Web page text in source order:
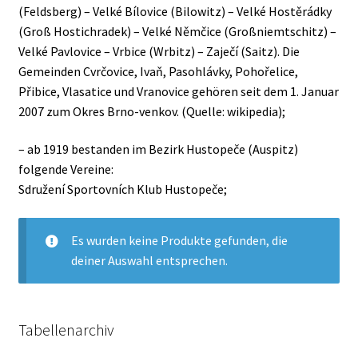
(Feldsberg) – Velké Bílovice (Bilowitz) – Velké Hostěrádky
(Groß Hostichradek) – Velké Němčice (Großniemtschitz) –
Velké Pavlovice – Vrbice (Wrbitz) – Zaječí (Saitz). Die
Gemeinden Cvrčovice, Ivaň, Pasohlávky, Pohořelice,
Přibice, Vlasatice und Vranovice gehören seit dem 1. Januar
2007 zum Okres Brno-venkov. (Quelle: wikipedia);
– ab 1919 bestanden im Bezirk Hustopeče (Auspitz)
folgende Vereine:
Sdružení Sportovních Klub Hustopeče;
Es wurden keine Produkte gefunden, die
deiner Auswahl entsprechen.
Tabellenarchiv